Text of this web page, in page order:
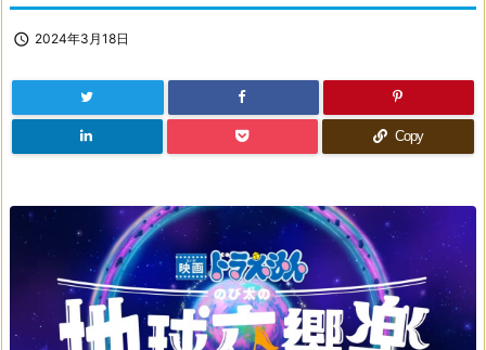
 2024年3月18日
Copy